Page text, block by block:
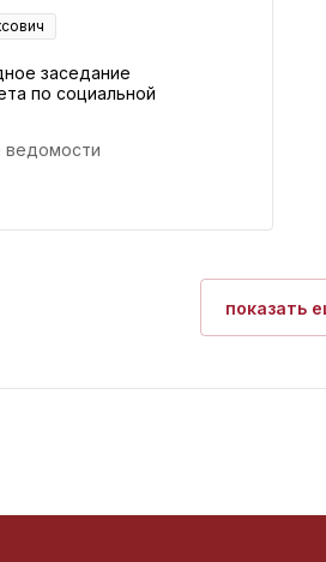
заседание
по социальной
ведомости
показать